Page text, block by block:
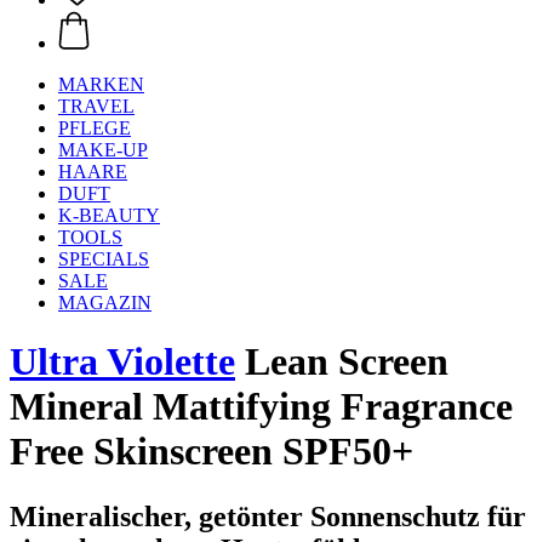
MARKEN
TRAVEL
PFLEGE
MAKE-UP
HAARE
DUFT
K-BEAUTY
TOOLS
SPECIALS
SALE
MAGAZIN
Ultra Violette Lean Screen
Mineral Mattifying Fragrance
Free Skinscreen SPF50+
Mineralischer, getönter Sonnenschutz für